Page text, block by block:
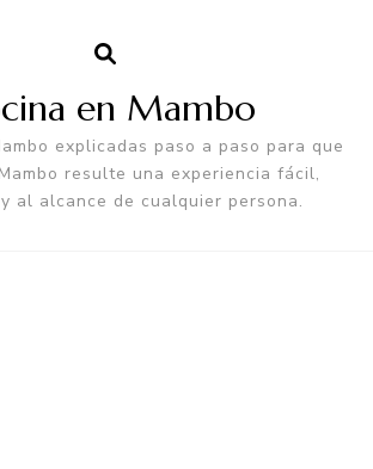
en Mambo
explicadas paso a paso para que
resulte una experiencia fácil,
al alcance de cualquier persona.